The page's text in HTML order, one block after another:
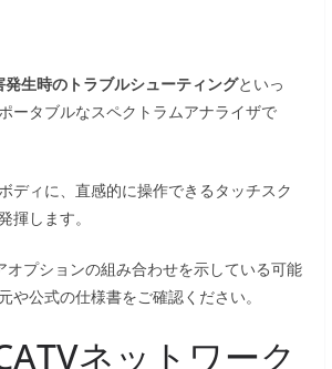
生時のトラブルシューティングといっ
ータブルなスペクトラムアナライザで
ディに、直感的に操作できるタッチスク
します。
プションの組み合わせを示している可能
公式の仕様書をご確認ください。
ネットワーク